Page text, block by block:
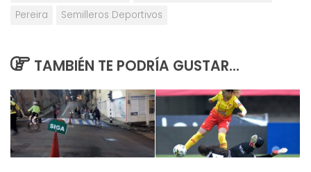
Pereira
Semilleros Deportivos
TAMBIÉN TE PODRÍA GUSTAR...